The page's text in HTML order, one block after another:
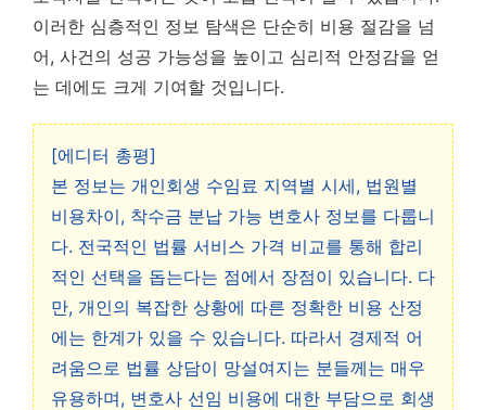
이러한 심층적인 정보 탐색은 단순히 비용 절감을 넘
어, 사건의 성공 가능성을 높이고 심리적 안정감을 얻
는 데에도 크게 기여할 것입니다.
[에디터 총평]
본 정보는 개인회생 수임료 지역별 시세, 법원별
비용차이, 착수금 분납 가능 변호사 정보를 다룹니
다. 전국적인 법률 서비스 가격 비교를 통해 합리
적인 선택을 돕는다는 점에서 장점이 있습니다. 다
만, 개인의 복잡한 상황에 따른 정확한 비용 산정
에는 한계가 있을 수 있습니다. 따라서 경제적 어
려움으로 법률 상담이 망설여지는 분들께는 매우
유용하며, 변호사 선임 비용에 대한 부담으로 회생